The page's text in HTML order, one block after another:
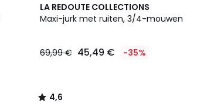
LA REDOUTE COLLECTIONS
Maxi-jurk met ruiten, 3/4-mouwen
69,99 € 45,49 € -35%
4,6
/ 5
4,6
/